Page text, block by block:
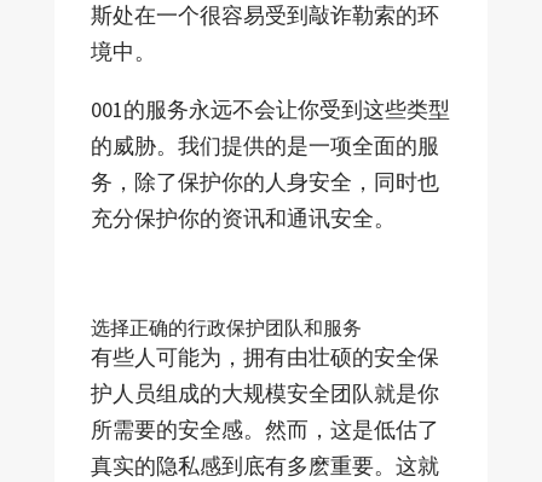
斯处在一个很容易受到敲诈勒索的环
境中。
001的服务永远不会让你受到这些类型
的威胁。我们提供的是一项全面的服
务，除了保护你的人身安全，同时也
充分保护你的资讯和通讯安全。
选择正确的行政保护团队和服务
有些人可能为，拥有由壮硕的安全保
护人员组成的大规模安全团队就是你
所需要的安全感。然而，这是低估了
真实的隐私感到底有多麽重要。这就